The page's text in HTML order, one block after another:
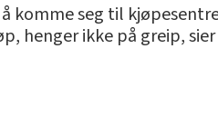
komme seg til
henger ikke på greip, sier